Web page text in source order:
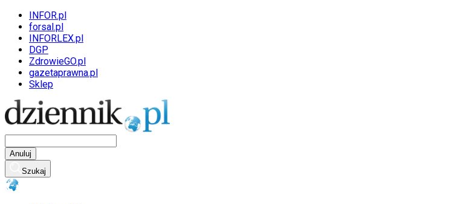
INFOR.pl
forsal.pl
INFORLEX.pl
DGP
ZdrowieGO.pl
gazetaprawna.pl
Sklep
Anuluj
Szukaj